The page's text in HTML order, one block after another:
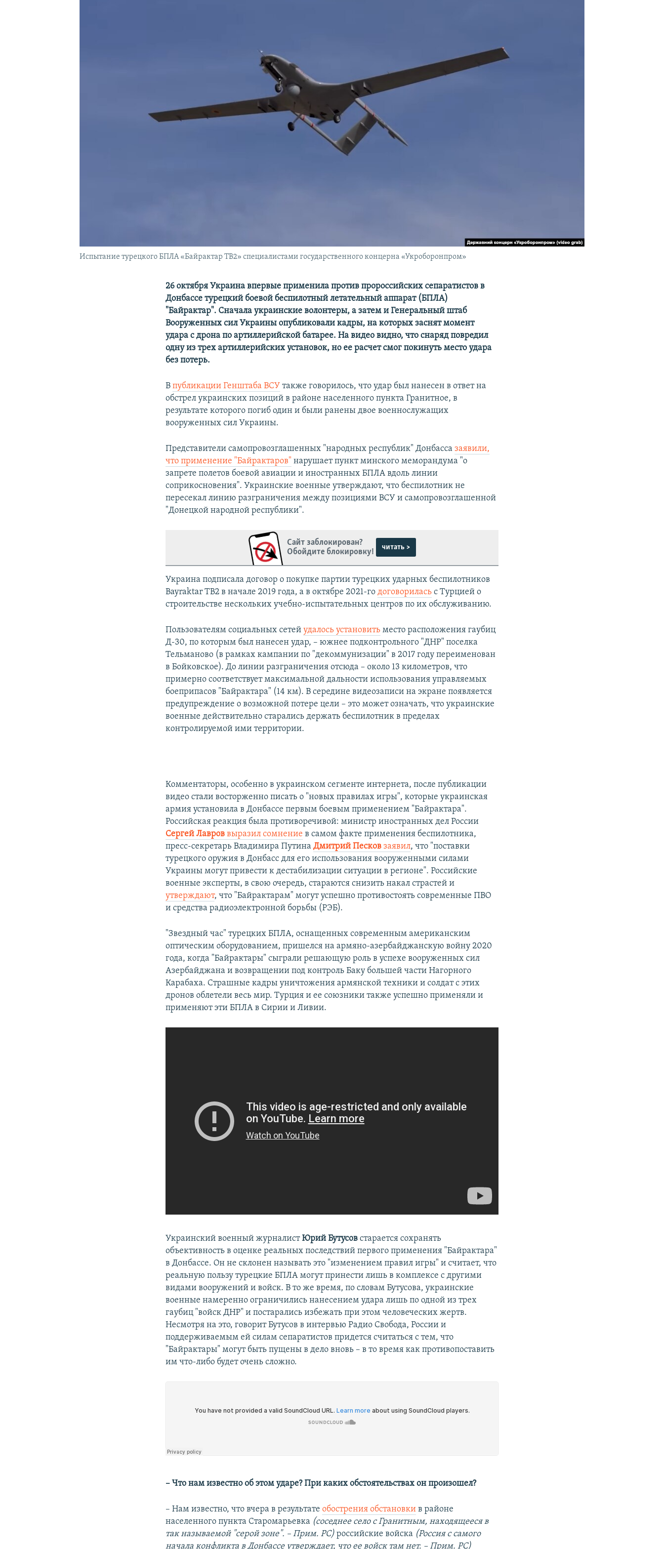
Испытание турецкого БПЛА «Байрактар TB2» специалистами государственного концерна «Укроборонпром»
26 октября Украина впервые применила против пророссийских сепаратистов в
Донбассе турецкий боевой беспилотный летательный аппарат (БПЛА)
"Байрактар". Сначала украинские волонтеры, а затем и Генеральный штаб
Вооруженных сил Украины опубликовали кадры, на которых заснят момент
удара с дрона по артиллерийской батарее. На видео видно, что снаряд повредил
одну из трех артиллерийских установок, но ее расчет смог покинуть место удара
без потерь.
Впубликации Генштаба ВСУ также говорилось, что удар был нанесен в ответ на
обстрел украинских позиций в районе населенного пункта Гранитное, в
результате которого погиб один и были ранены двое военнослужащих
вооруженных сил Украины.
Представители самопровозглашенных "народных республик" Донбассазаявили,
что применение "Байрактаров" нарушает пункт минского меморандума "о
запрете полетов боевой авиации и иностранных БПЛА вдоль линии
соприкосновения". Украинские военные утверждают, что беспилотник не
пересекал линию разграничения между позициями ВСУ и самопровозглашенной
"Донецкой народной республики".
Сайт заблокирован?
Обойдите блокировку!
читать >
Украина подписала договор о покупке партии турецких ударных беспилотников
Bayraktar TB2 в начале 2019 года, а в октябре 2021-годоговорилась с Турцией о
строительстве нескольких учебно-испытательных центров по их обслуживанию.
Пользователям социальных сетейудалось установить место расположения гаубиц
Д-30, по которым был нанесен удар, – южнее подконтрольного "ДНР" поселка
Тельманово (в рамках кампании по "декоммунизации" в 2017 году переименован
в Бойковское). До линии разграничения отсюда – около 13 километров, что
примерно соответствует максимальной дальности использования управляемых
боеприпасов "Байрактара" (14 км). В середине видеозаписи на экране появляется
предупреждение о возможной потере цели – это может означать, что украинские
военные действительно старались держать беспилотник в пределах
контролируемой ими территории.
Комментаторы, особенно в украинском сегменте интернета, после публикации
видео стали восторженно писать о "новых правилах игры", которые украинская
армия установила в Донбассе первым боевым применением "Байрактара".
Российская реакция была противоречивой: министр иностранных дел России
Сергей Лавров выразил сомнение в самом факте применения беспилотника,
пресс-секретарь Владимира ПутинаДмитрий Песков заявил, что "поставки
турецкого оружия в Донбасс для его использования вооруженными силами
Украины могут привести к дестабилизации ситуации в регионе". Российские
военные эксперты, в свою очередь, стараются снизить накал страстей и
утверждают, что "Байрактарам" могут успешно противостоять современные ПВО
и средства радиоэлектронной борьбы (РЭБ).
"Звездный час" турецких БПЛА, оснащенных современным американским
оптическим оборудованием, пришелся на армяно-азербайджанскую войну 2020
года, когда "Байрактары" сыграли решающую роль в успехе вооруженных сил
Азербайджана и возвращении под контроль Баку большей части Нагорного
Карабаха. Страшные кадры уничтожения армянской техники и солдат с этих
дронов облетели весь мир. Турция и ее союзники также успешно применяли и
применяют эти БПЛА в Сирии и Ливии.
Украинский военный журналистЮрий Бутусов старается сохранять
объективность в оценке реальных последствий первого применения "Байрактара"
в Донбассе. Он не склонен называть это "изменением правил игры" и считает, что
реальную пользу турецкие БПЛА могут принести лишь в комплексе с другими
видами вооружений и войск. В то же время, по словам Бутусова, украинские
военные намеренно ограничились нанесением удара лишь по одной из трех
гаубиц "войск ДНР" и постарались избежать при этом человеческих жертв.
Несмотря на это, говорит Бутусов в интервью Радио Свобода, России и
поддерживаемым ей силам сепаратистов придется считаться с тем, что
"Байрактары" могут быть пущены в дело вновь – в то время как противопоставить
им что-либо будет очень сложно.
– Что нам известно об этом ударе? При каких обстоятельствах он произошел?
– Нам известно, что вчера в результатеобострения обстановки в районе
населенного пункта Старомарьевка (соседнее село с Гранитным, находящееся в
так называемой "серой зоне". – Прим. РС) российские войска (Россия с самого
начала конфликта в Донбассе утверждает, что ее войск там нет. – Прим. РС)